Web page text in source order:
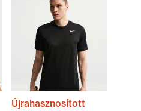
Újrahasznosított